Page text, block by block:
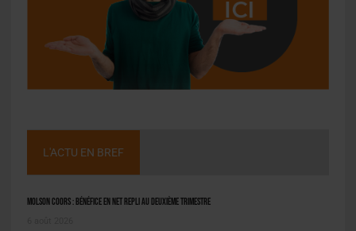
L'ACTU EN BREF
Molson Coors : bénéfice en net repli au deuxième trimestre